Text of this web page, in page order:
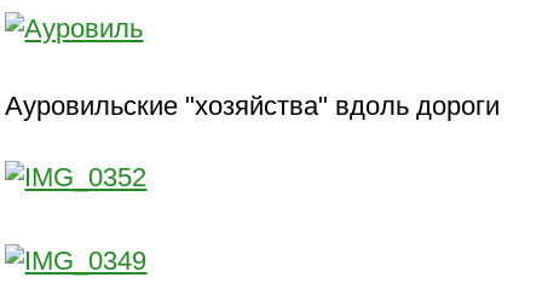
Ауровильские "хозяйства" вдоль дороги